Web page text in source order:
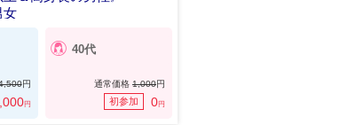
女
円
円
40代
通常価格 1,000円
初参加 0円